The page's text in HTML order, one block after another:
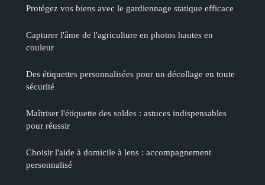
Protégez vos biens avec le gardiennage statique efficace
Capturer l'âme de l'agriculture en photos hautes en
couleur
Des étiquettes personnalisées pour un décollage en toute
sécurité
Maîtriser l'étiquette des soldes : astuces indispensables
pour réussir
Choisir l'aide à domicile à lens : accompagnement
personnalisé